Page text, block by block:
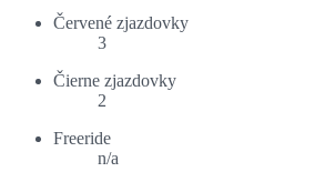
Červené zjazdovky
3
Čierne zjazdovky
2
Freeride
n/a